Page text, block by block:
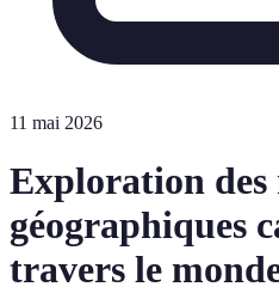
11 mai 2026
Exploration des
géographiques
travers le